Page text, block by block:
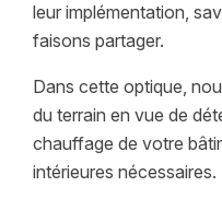
leur implémentation,
faisons partager.
Dans cette optique,
du terrain en vue de
chauffage de votre
intérieures nécessaires.